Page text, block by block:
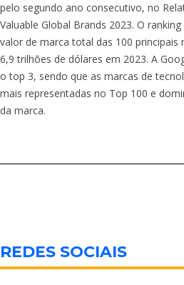
pelo segundo ano consecutivo, no
Valuable Global Brands 2023. O
valor de marca total das 100
6,9 trilhões de dólares em 2023. A
o top 3, sendo que as marcas de
mais representadas no Top 100 e
da marca.
REDES SOCIAIS